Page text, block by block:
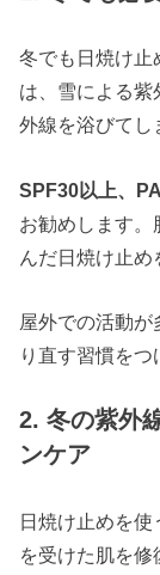
冬でも日焼け止
は、雪による
外線を浴びてし
SPF30以上、
お勧めします
んだ日焼け止め
屋外での活動
り直す習慣をつ
2. 冬の紫外
ンケア
日焼け止めを
を受けた肌を